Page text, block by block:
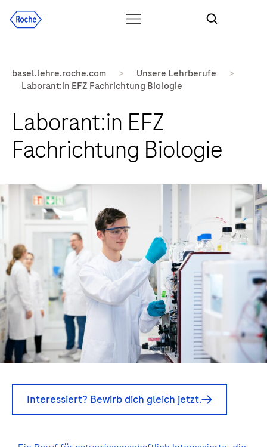
basel.lehre.roche.com > Unsere Lehrberufe
>
Laborant:in EFZ Fachrichtung Biologie
Laborant:in EFZ
Fachrichtung Biologie
Interessiert? Bewirb dich gleich jetzt.